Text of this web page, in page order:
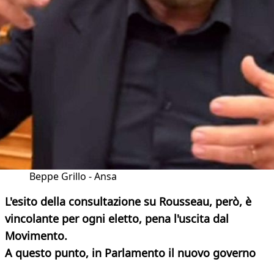
Beppe Grillo - Ansa
L'esito della consultazione su Rousseau, però, è
vincolante per ogni eletto, pena l'uscita dal
Movimento.
A questo punto, in Parlamento il nuovo governo